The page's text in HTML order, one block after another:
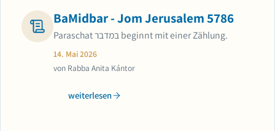
BaMidbar - Jom Jerusalem 5786
Paraschat במדבר beginnt mit einer Zählung.
14. Mai 2026
von Rabba Anita Kántor
weiterlesen